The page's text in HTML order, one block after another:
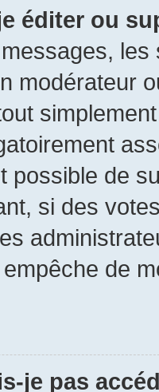
éditer ou
modérateur
possible de
si des
de
je pas